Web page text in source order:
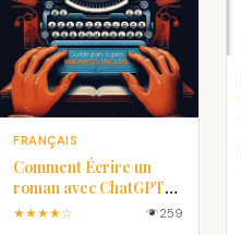
FRANÇAIS
Comment Écrire un
roman avec ChatGPT
en PDF
★★★★☆ 259